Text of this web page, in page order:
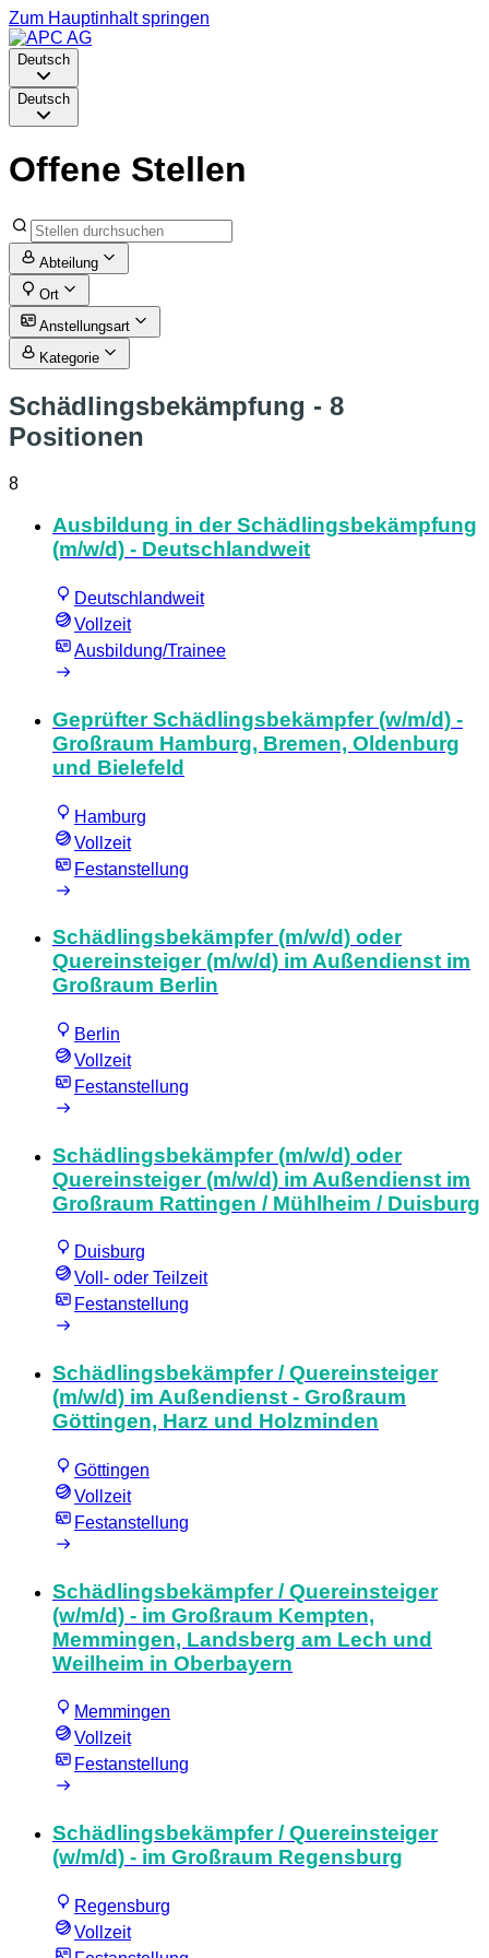
Zum Hauptinhalt springen
Deutsch
Deutsch
Offene Stellen
Abteilung
Ort
Anstellungsart
Kategorie
Schädlingsbekämpfung - 8
Positionen
8
Ausbildung in der Schädlingsbekämpfung
(m/w/d) - Deutschlandweit
Deutschlandweit
Vollzeit
Ausbildung/Trainee
Geprüfter Schädlingsbekämpfer (w/m/d) -
Großraum Hamburg, Bremen, Oldenburg
und Bielefeld
Hamburg
Vollzeit
Festanstellung
Schädlingsbekämpfer (m/w/d) oder
Quereinsteiger (m/w/d) im Außendienst im
Großraum Berlin
Berlin
Vollzeit
Festanstellung
Schädlingsbekämpfer (m/w/d) oder
Quereinsteiger (m/w/d) im Außendienst im
Großraum Rattingen / Mühlheim / Duisburg
Duisburg
Voll- oder Teilzeit
Festanstellung
Schädlingsbekämpfer / Quereinsteiger
(m/w/d) im Außendienst - Großraum
Göttingen, Harz und Holzminden
Göttingen
Vollzeit
Festanstellung
Schädlingsbekämpfer / Quereinsteiger
(w/m/d) - im Großraum Kempten,
Memmingen, Landsberg am Lech und
Weilheim in Oberbayern
Memmingen
Vollzeit
Festanstellung
Schädlingsbekämpfer / Quereinsteiger
(w/m/d) - im Großraum Regensburg
Regensburg
Vollzeit